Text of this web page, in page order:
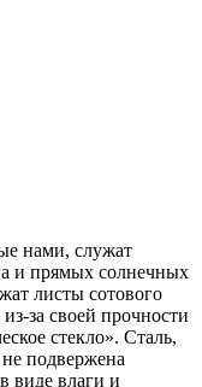
нами, служат
и прямых солнечных
листы сотового
за своей прочности
стекло». Сталь,
подвержена
виде влаги и